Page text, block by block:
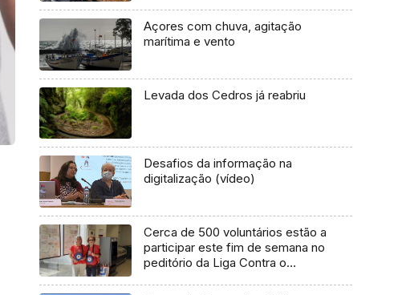
Açores com chuva, agitação
marítima e vento
Levada dos Cedros já reabriu
Desafios da informação na
digitalização (vídeo)
Cerca de 500 voluntários estão a
participar este fim de semana no
peditório da Liga Contra o